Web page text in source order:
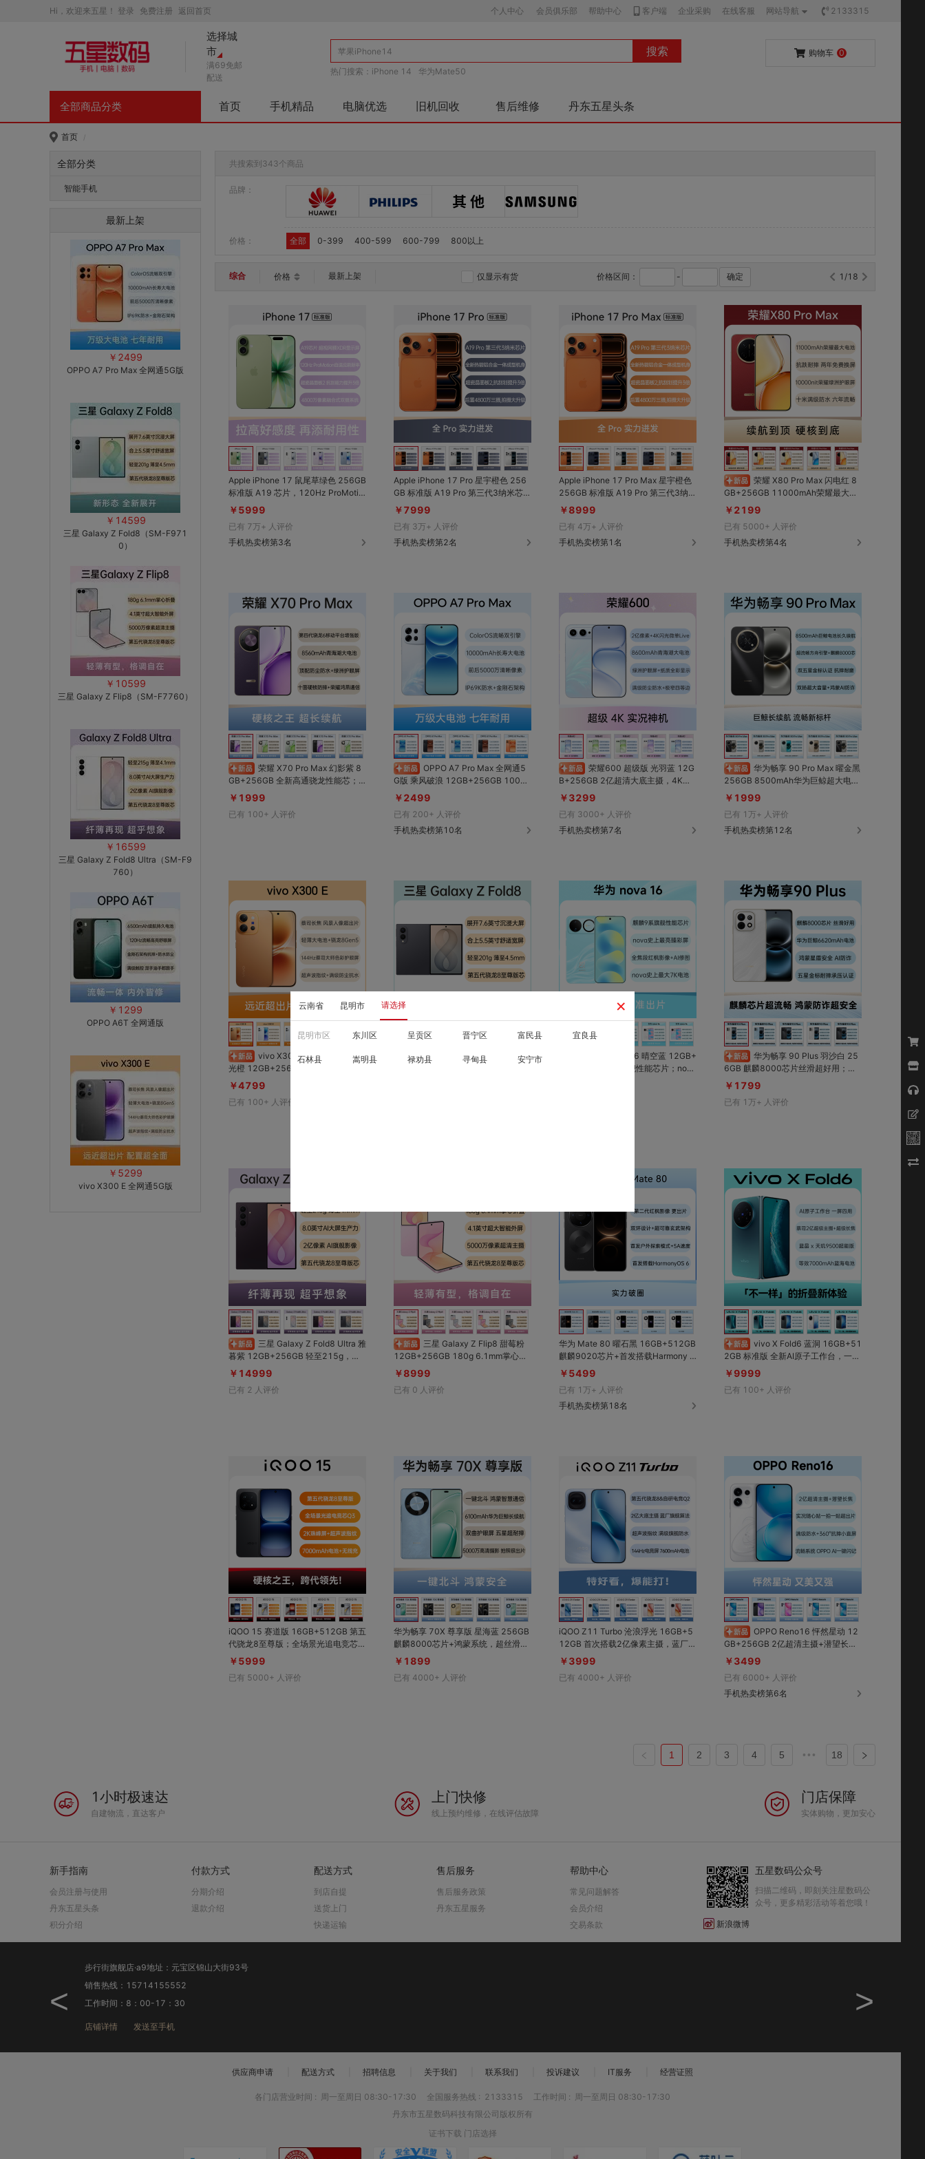
Hi，欢迎来五星！ 登录 免费注册 返回首页 个人中心 会员俱乐部 帮助中心 客户端 企业采购 在线客服 网站导航 2133315
选择城
市
×
云南省 昆明市 请选择
昆明市区 东川区 呈贡区 晋宁区 富民县 宜良县
石林县 嵩明县 禄劝县 寻甸县 安宁市
满69免邮
配送
搜索
热门搜索： iPhone 14 华为Mate50
购物车 0
全部商品分类 首页 手机精品 电脑优选 旧机回收 售后维修 丹东五星头条
首页 /
全部分类
智能手机
最新上架
￥2499
OPPO A7 Pro Max 全网通5G版
￥14599
三星 Galaxy Z Fold8（SM-F971
0）
￥10599
三星 Galaxy Z Flip8（SM-F7760）
￥16599
三星 Galaxy Z Fold8 Ultra（SM-F9
760）
￥1299
OPPO A6T 全网通版
￥5299
vivo X300 E 全网通5G版
共搜索到343个商品
品牌：
价格： 全部 0-399 400-599 600-799 800以上
综合 价格 最新上架 仅显示有货 价格区间： - 确定 1/18
Apple iPhone 17 鼠尾草绿色 256GB
标准版 A19 芯片，120Hz ProMotio
n自适应刷新率；超瓷晶面板2，抗刮
56GB起步，加量不加价！
￥5999
已有 7万+ 人评价
手机热卖榜第3名
Apple iPhone 17 Pro 星宇橙色 256
GB 标准版 A19 Pro 第三代3纳米芯
片；VC 均热板，蒸发冷却技术；全新
0Hz ProMotion 自适应刷新率；超瓷
晶面板2，抗刮能力提升3倍；后置3
9元原厂电池！再赠价值400/600元
￥7999
已有 3万+ 人评价
手机热卖榜第2名
Apple iPhone 17 Pro Max 星宇橙色
256GB 标准版 A19 Pro 第三代3纳米
芯片；VC 均热板，蒸发冷却技术；全
20Hz ProMotion 自适应刷新率；超
瓷晶面板2，抗刮能力提升3倍；后置
池容量低于80%免费更换一次价值96
9元原厂电池！再赠价值400/600元
￥8999
已有 4万+ 人评价
手机热卖榜第1名
GB+256GB 11000mAh荣耀最大电
池超长续航；SGS五星金标抗跌耐摔
高亮护眼屏；IP69K&IP69&IP68十
米满级防水；六年流畅不卡顿
￥2199
已有 5000+ 人评价
手机热卖榜第4名
GB+256GB 全新高通骁龙性能芯；8
560mAh超大电池；6000nits荣耀绿
P69K&IP68&IP66顶配防水；全能AI
￥1999
已有 100+ 人评价
G版 乘风破浪 12GB+256GB 10000
mAh长寿大电池；IP69K超强防水性
超流畅更AI；前后5000万像素
￥2499
已有 200+ 人评价
手机热卖榜第10名
B+256GB 2亿超清大底主摄，4K闪
光微单Live，8600mAh青海湖大电
mm极窄四等边，IP68&IP69&IP69K
满级防尘防水
￥3299
已有 3000+ 人评价
手机热卖榜第7名
256GB 8500mAh华为巨鲸超大电池
持久续航；超丝滑方舟引擎+麒麟800
抗摔耐磨；120Hz臻彩护眼屏；首次
支持Wifi7，5A速度畅快稳定
￥1999
已有 1万+ 人评价
手机热卖榜第12名
光橙 12GB+256GB 高通第五代骁龙
8旗舰芯片；蔡司超级长焦旗舰影像；
师色彩屏；寰宇智慧通信 3.0；
￥4799
已有 100+ 人评价
对比
收藏
三星 Galaxy Z Fold8 岩影灰
收藏
6GB 麒麟8000芯片丝滑超好用；华
为巨鲸6620mAh电池超长续航；鸿
承压认证
￥1799
已有 1万+ 人评价
暮紫 12GB+256GB 轻至215g，薄
至4.1mm超轻薄折叠屏手机；2亿像
大屏；第五代骁龙8至尊版旗舰芯
￥14999
已有 2 人评价
12GB+256GB 180g 6.1mm掌心折
叠；4.1英寸超大外屏 5000万主摄；
￥8999
已有 0 人评价
华为 Mate 80 曜石黑 16GB+512GB
麒麟9020芯片+首发搭载Harmony O
S 6，越用越香；第二代红枫原色影像
首发户外探索模式+5A速度快人一步
￥5499
已有 1万+ 人评价
手机热卖榜第18名
2GB 标准版 全新AI原子工作台，一屏
四用；蔡司2亿超级主摄+超级长焦；
500超能版芯片
￥9999
已有 100+ 人评价
iQOO 15 赛道版 16GB+512GB 第五
代骁龙8至尊版；全场景光追电竞芯Q
3；2K珠峰屏+超声波指纹；7000m
统，热量快速消散，高负载久玩仍稳
￥5999
已有 5000+ 人评价
华为畅享 70X 尊享版 星海蓝 256GB
麒麟8000芯片+鸿蒙系统，超丝滑超
流畅；一键北斗，鸿蒙智慧通信； 61
屏，五星超耐摔； 5000万高清摄
￥1899
已有 4000+ 人评价
iQOO Z11 Turbo 沧浪浮光 16GB+5
12GB 首次搭载2亿像素主摄，蓝厂同
款旗舰算法；第五代骁龙8旗舰芯+自
水+金属中框；144Hz电竞屏；7600
￥3999
已有 4000+ 人评价
GB+256GB 2亿超清主摄+潜望长
焦，实况超清晰超清透；实况随心
水，防水再升级，风吹雨打都不怕
￥3499
已有 6000+ 人评价
手机热卖榜第6名
1 2 3 4 5 ••• 18
1小时极速达
自建物流，直达客户
上门快修
线上预约维修，在线评估故障
门店保障
实体购物，更加安心
新手指南
会员注册与使用
丹东五星头条
积分介绍
付款方式
分期介绍
退款介绍
配送方式
到店自提
送货上门
快递运输
售后服务
售后服务政策
丹东五星服务
帮助中心
常见问题解答
会员介绍
交易条款
五星数码公众号
扫描二维码，即刻关注星数码公
众号，更多精彩活动等着您哦！
新浪微博
<
步行街旗舰店·a9地址：元宝区锦山大街93号
销售热线：15714155552
工作时间：8：00-17：30
店铺详情 发送至手机
>
供应商申请 配送方式 招聘信息 关于我们 联系我们 投诉建议 IT服务 经营证照
各门店营业时间 : 周一至周日 08:30-17:30 全国服务热线 : 2133315 工作时间 :
周一至周日 08:30-17:30
丹东市五星数码科技有限公司版权所有
证书下载 门店选择